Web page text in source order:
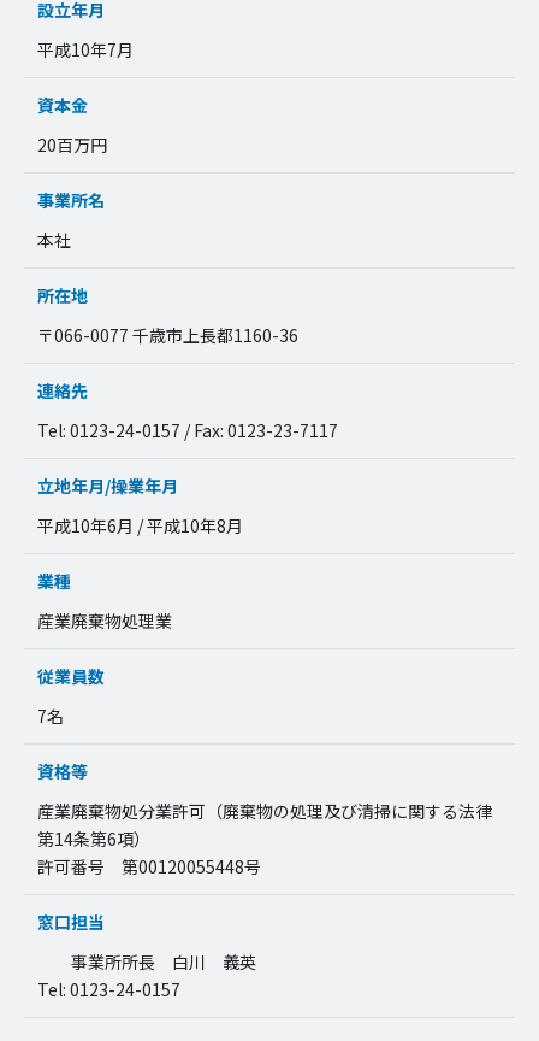
設立年月
平成10年7月
資本金
20百万円
事業所名
本社
所在地
〒066-0077 千歳市上長都1160-36
連絡先
Tel: 0123-24-0157 / Fax: 0123-23-7117
立地年月/操業年月
平成10年6月 / 平成10年8月
業種
産業廃棄物処理業
従業員数
7名
資格等
産業廃棄物処分業許可（廃棄物の処理及び清掃に関する法律
第14条第6項）
許可番号 第00120055448号
窓口担当
事業所所長 白川 義英
Tel: 0123-24-0157